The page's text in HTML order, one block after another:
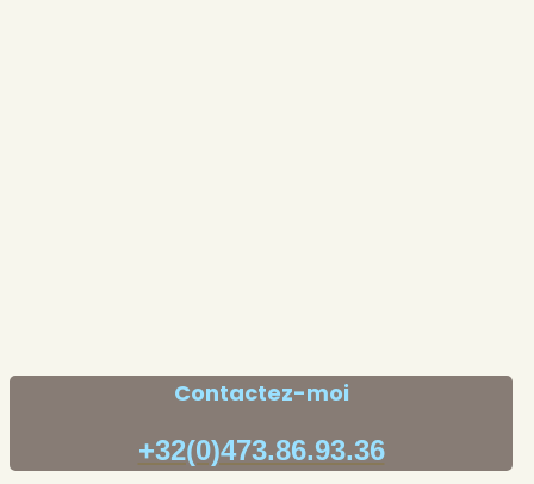
Contactez-moi
+32(0)473.86.93.36